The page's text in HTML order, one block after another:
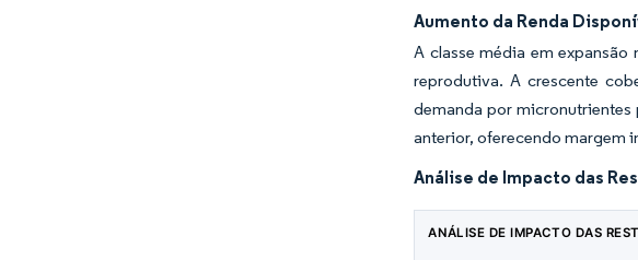
Aumento da Renda
A classe média em
reprodutiva. A crescente
demanda por micronutrientes
anterior, oferecendo margem
Análise de Impacto das
ANÁLISE DE IMPACTO DAS